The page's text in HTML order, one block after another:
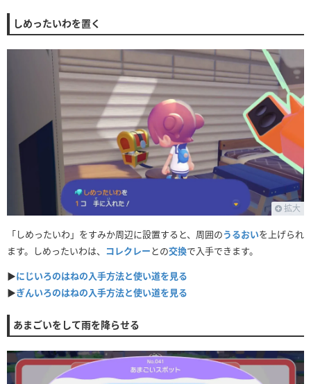
しめったいわを置く
拡大
「しめったいわ」をすみか周辺に設置すると、周囲のうるおいを上げられ
ます。しめったいわは、 コレクレーとの交換で入手できます。
▶にじいろのはねの入手方法と使い道を見る
▶ぎんいろのはねの入手方法と使い道を見る
あまごいをして雨を降らせる